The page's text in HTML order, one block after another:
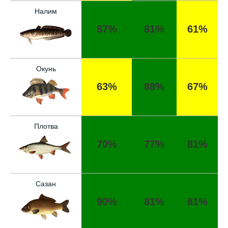
Налим
87% 81% 61%
Окунь
63% 88% 67%
Плотва
70% 77% 81%
Сазан
90% 81% 81%
несмотря на "активный" прогноз, под
вопросом его точность
Начал сомневаться в прогнозе клева после
на больше
Очень точный прогноз клева, всегда
помогает выбрать лучшее время для
рыбалки, не разочаровался ни разу
удалось поймать большого леща и окуня
Календарь рыболова иногда работает,
иногда нет, это всегда лотерея
Отличный прогноз клева! Сегодня поймал
щуку весом 5 кг
Прогноз оказался точным, поймал много